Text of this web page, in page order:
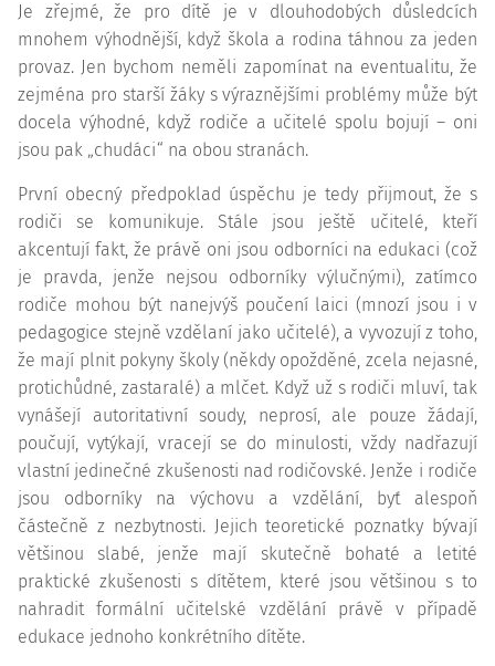
Je zřejmé, že pro dítě je v dlouhodobých důsledcích
mnohem výhodnější, když škola a rodina táhnou za jeden
provaz. Jen bychom neměli zapomínat na eventualitu, že
zejména pro starší žáky s výraznějšími problémy může být
docela výhodné, když rodiče a učitelé spolu bojují – oni
jsou pak „chudáci“ na obou stranách.
První obecný předpoklad úspěchu je tedy přijmout, že s
rodiči se komunikuje. Stále jsou ještě učitelé, kteří
akcentují fakt, že právě oni jsou odborníci na edukaci (což
je pravda, jenže nejsou odborníky výlučnými), zatímco
rodiče mohou být nanejvýš poučení laici (mnozí jsou i v
pedagogice stejně vzdělaní jako učitelé), a vyvozují z toho,
že mají plnit pokyny školy (někdy opožděné, zcela nejasné,
protichůdné, zastaralé) a mlčet. Když už s rodiči mluví, tak
vynášejí autoritativní soudy, neprosí, ale pouze žádají,
poučují, vytýkají, vracejí se do minulosti, vždy nadřazují
vlastní jedinečné zkušenosti nad rodičovské. Jenže i rodiče
jsou odborníky na výchovu a vzdělání, byť alespoň
částečně z nezbytnosti. Jejich teoretické poznatky bývají
většinou slabé, jenže mají skutečně bohaté a letité
praktické zkušenosti s dítětem, které jsou většinou s to
nahradit formální učitelské vzdělání právě v případě
edukace jednoho konkrétního dítěte.